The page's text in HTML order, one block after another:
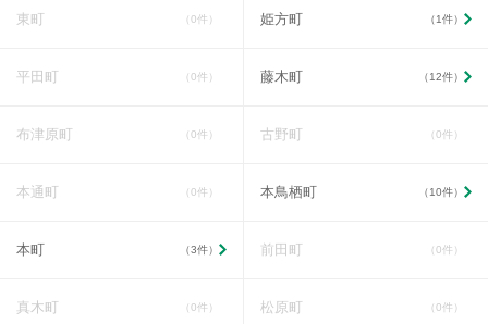
東町 （0件） 姫方町 （1件）
平田町 （0件） 藤木町 （12件）
布津原町 （0件） 古野町 （0件）
本通町 （0件） 本鳥栖町 （10件）
本町 （3件） 前田町 （0件）
真木町 （0件） 松原町 （0件）